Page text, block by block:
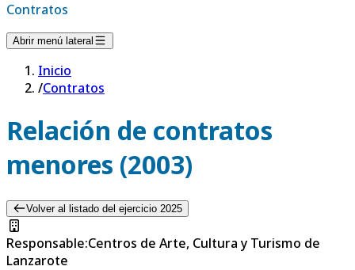
Contratos
Abrir menú lateral
Inicio
/Contratos
Relación de contratos
menores (2003)
Volver al listado del ejercicio 2025
Responsable:Centros de Arte, Cultura y Turismo de
Lanzarote